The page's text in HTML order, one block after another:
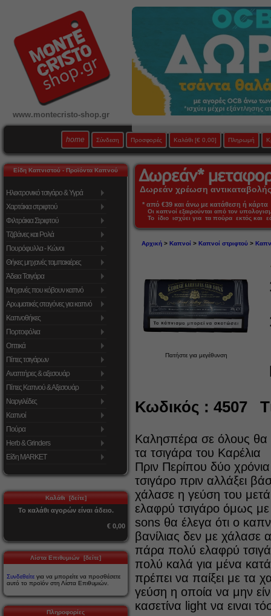
www.montecristo-shop.gr
home Σύνδεση Προσφορές Καλάθι [€ 0,00] Πληρωμή
Είδη Καπνιστού - Προϊόντα Καπνού
Ηλεκτρονικό τσιγάρο & Υγρά
Χαρτάκια στριφτού
Φιλτράκια Στριφτού
Τζιβάνες και Ρολά
Πουρόφυλλα - Κώνοι
Θήκες μηχανές ταμπακιέρες
Άδεια Τσιγάρα
Μηχανές που κόβουν καπνό
Αρωματικές σταγόνες για καπνό
Καπνοθήκες
Πορτοφόλια
Οπτικά
Πίπες τσιγάρων
Αναπτήρες & αξεσουάρ
Πίπες Καπνού & Αξεσουάρ
Ναργιλέδες
Καπνοί
Πούρα
Herb & Grinders
Είδη MARKET
Καλάθι [δείτε]
Το καλάθι αγορών είναι άδειο.
€ 0,00
Λίστα Επιθυμιών [δείτε]
Συνδεθείτε για να μπορείτε να προσθέσετε
αυτό το προϊόν στη Λίστα Επιθυμιών.
Πληροφορίες
Δωρεάν χρέωση
* από €39 και άνω με κατάθεση ή
Οι καπνοί εξαιρούνται από τον
Το ίδιο ισχύει για τα πούρα εκτός και
Αρχική> Καπνοί> Καπνοί στριφτού>
Πατήστε για μεγέθυνση
Κωδικός : 4507
Καλησπέρα σε όλους θα
τα τσιγάρα του Καρέλια
Πριν Περίπου δύο χρόνια
τσιγάρο πριν αλλάξει
χάλασε η γεύση του μετά
ελαφρύ τσιγάρο όμως με
sons θα έλεγα ότι ο
βανίλιας δεν με χάλασε
πάρα πολύ ελαφρύ
πολύ καλά για μένα
πρέπει να παίξει με τα
γεύση η οποία να μην
κασετίνα light να ειναι